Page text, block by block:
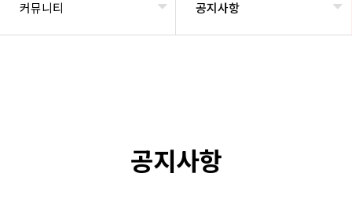
커뮤니티 공지사항
공지사항